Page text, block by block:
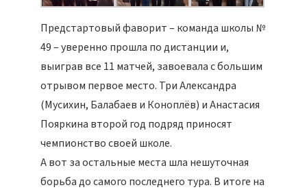
Предстартовый фаворит – команда школы №
49 – уверенно прошла по дистанции и,
выиграв все 11 матчей, завоевала с большим
отрывом первое место. Три Александра
(Мусихин, Балабаев и Коноплёв) и Анастасия
Пояркина второй год подряд приносят
чемпионство своей школе.
А вот за остальные места шла нешуточная
борьба до самого последнего тура. В итоге на